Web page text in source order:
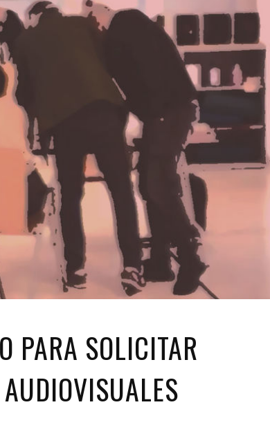
Cruz | La Laguna
Deporte y Naturaleza
Gastro
Infantil
Música
Escénicas
CON ACTUACIONES
XXVII VERANO DE CUENTO
PARA SOLICITAR